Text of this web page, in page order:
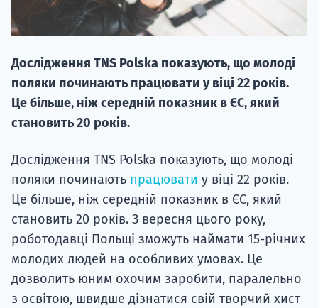
Дослідження TNS Polska показують, що молоді
поляки починають працювати у віці 22 років.
Це більше, ніж середній показник в ЄС, який
становить 20 років.
Дослідження TNS Polska показують, що молоді
поляки починають працювати у віці 22 років.
Це більше, ніж середній показник в ЄС, який
становить 20 років. З вересня цього року,
роботодавці Польщі зможуть наймати 15-річних
молодих людей на особливих умовах. Це
дозволить юним охочим заробити, паралельно
з освітою, швидше дізнатися свій творчий хист
НАБІР